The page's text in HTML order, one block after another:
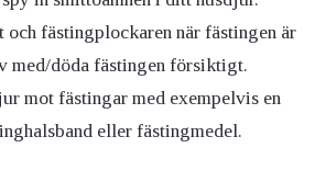
och fästingplockaren när fästingen är
med/döda fästingen försiktigt.
mot fästingar med exempelvis en
eller fästingmedel.